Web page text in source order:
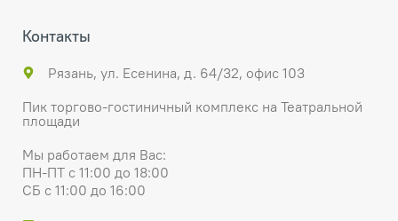
Контакты
Рязань, ул. Есенина, д. 64/32, офис 103
Пик торгово-гостиничный комплекс на Театральной
площади
Мы работаем для Вас:
ПН-ПТ с 11:00 до 18:00
СБ с 11:00 до 16:00